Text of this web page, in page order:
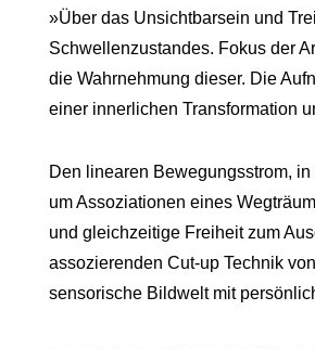
»Über das Unsichtbarsein und
Schwellenzustandes. Fokus der
die Wahrnehmung dieser. Die
einer innerlichen Transformation
Den linearen Bewegungsstrom,
um Assoziationen eines
und gleichzeitige Freiheit zum
assozierenden Cut-up Technik
sensorische Bildwelt mit